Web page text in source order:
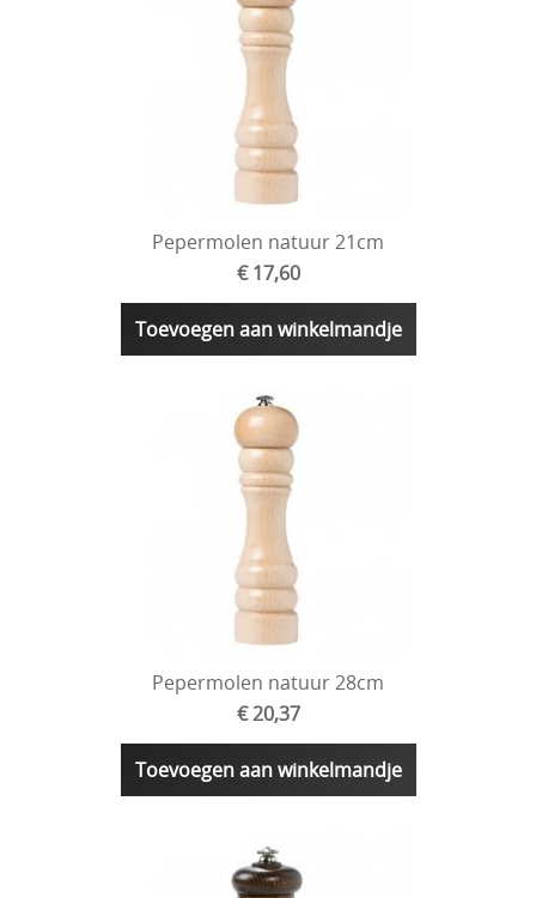
Pepermolen natuur 21cm
€ 17,60
Toevoegen aan winkelmandje
Pepermolen natuur 28cm
€ 20,37
Toevoegen aan winkelmandje